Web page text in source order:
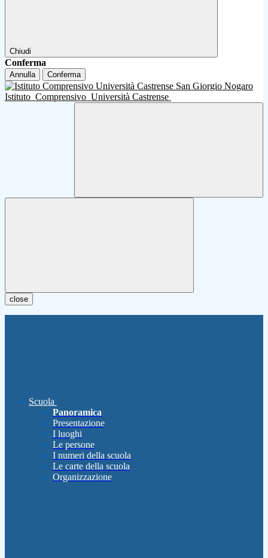
Chiudi
Conferma
Annulla Conferma
Istituto Comprensivo Università Castrense
close
Scuola
Panoramica
Presentazione
I luoghi
Le persone
I numeri della scuola
Le carte della scuola
Organizzazione